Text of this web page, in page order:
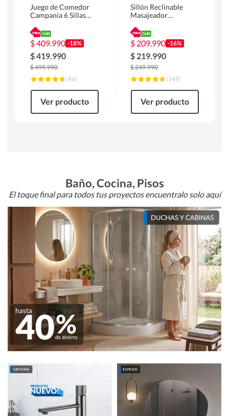
Juego de Comedor
Campania 6 Sillas
180 x 90 x 76 cm
Café
$409.990 -18%
$419.990
$499.990
(46)
Ver producto
Sillón Reclinable
Masajeador
Atlanta 91x101x94
cm Negro
$ 209.990 -16%
$ 219.990
$249.990
(149)
Ver producto
Baño, Cocina, Pisos
El toque final para todos tus proyectos encuentralo solo aquí